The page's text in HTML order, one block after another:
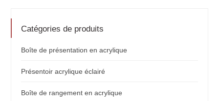
Catégories de produits
Boîte de présentation en acrylique
Présentoir acrylique éclairé
Boîte de rangement en acrylique